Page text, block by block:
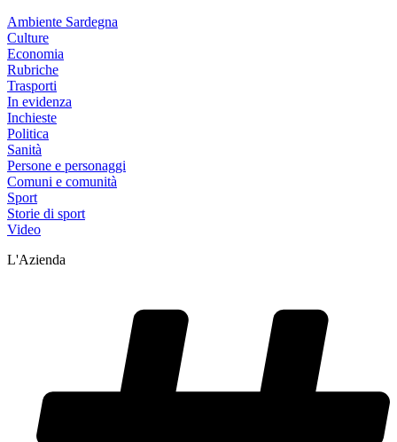
Ambiente Sardegna
Culture
Economia
Rubriche
Trasporti
In evidenza
Inchieste
Politica
Sanità
Persone e personaggi
Comuni e comunità
Sport
Storie di sport
Video
L'Azienda